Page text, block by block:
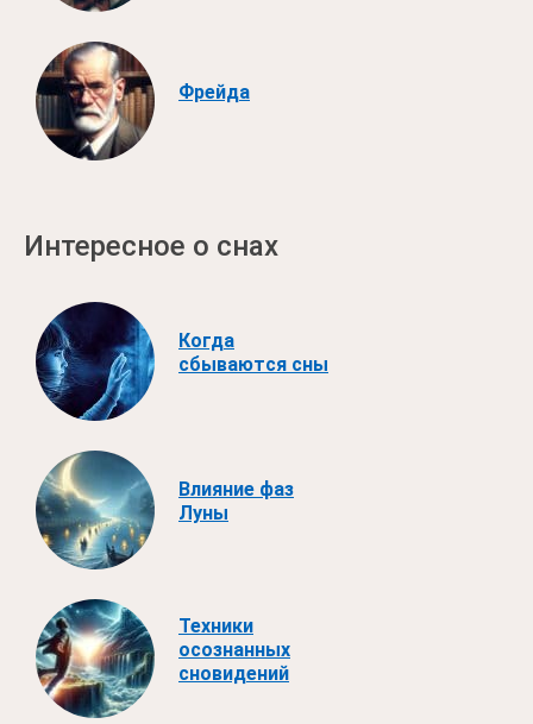
Фрейда
Интересное о снах
Когда
сбываются сны
Влияние фаз
Луны
Техники
осознанных
сновидений